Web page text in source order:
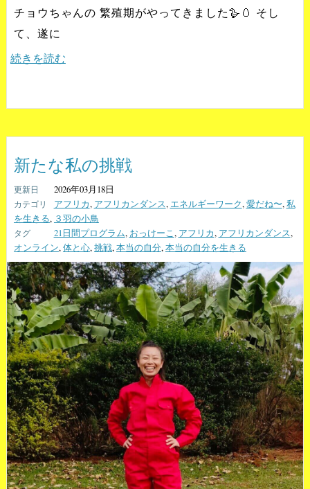
チョウちゃんの 繁殖期がやってきました🪿🥚 そし
て、遂に
続きを読む
新たな私の挑戦
2026年03月18日
アフリカ, アフリカンダンス, エネルギーワーク,愛だね〜,私
を生きる, ３羽の小鳥
21日間プログラム, おっけーこ, アフリカ, アフリカンダンス,
オンライン,体と心,挑戦,本当の自分,本当の自分を生きる